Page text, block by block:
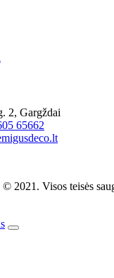
2, Gargždai
65662
2021. Visos teisės